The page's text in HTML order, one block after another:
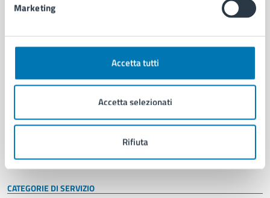
Marketing
Accetta tutti
Accetta selezionati
Rifiuta
AMMINISTRAZIONE
Organi di governo
Enti e fondazioni
Personale amministrativo
Intranet, posta aziendale e protocollo
CATEGORIE DI SERVIZIO